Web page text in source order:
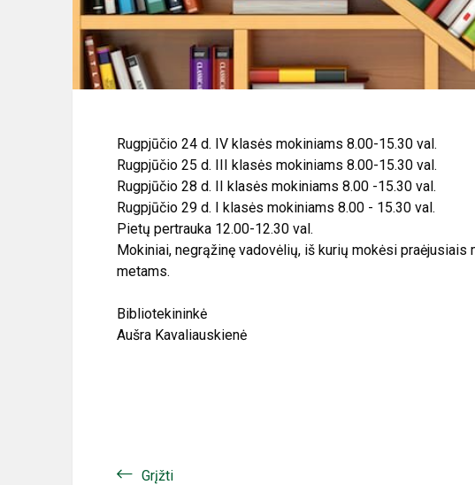
Rugpjūčio 24 d. IV klasės mokiniams 8.00-15.30 val.
Rugpjūčio 25 d. III klasės mokiniams 8.00-15.30 val.
Rugpjūčio 28 d. II klasės mokiniams 8.00 -15.30 val.
Rugpjūčio 29 d. I klasės mokiniams 8.00 - 15.30 val.
Pietų pertrauka 12.00-12.30 val.
Mokiniai, negrąžinę vadovėlių, iš kurių mokėsi
metams.
Bibliotekininkė
Aušra Kavaliauskienė
Grįžti